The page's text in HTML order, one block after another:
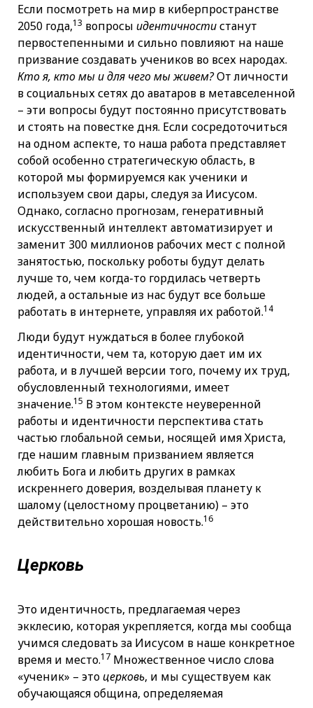
Если посмотреть на мир в киберпространстве
2050 года,13 вопросы идентичностистанут
первостепенными и сильно повлияют на наше
призвание создавать учеников во всех народах.
Кто я, кто мы и для чего мы живем?От личности
в социальных сетях до аватаров в метавселенной
– эти вопросы будут постоянно присутствовать
и стоять на повестке дня. Если сосредоточиться
на одном аспекте, то наша работа представляет
собой особенно стратегическую область, в
которой мы формируемся как ученики и
используем свои дары, следуя за Иисусом.
Однако, согласно прогнозам, генеративный
искусственный интеллект автоматизирует и
заменит 300 миллионов рабочих мест с полной
занятостью, поскольку роботы будут делать
лучше то, чем когда-то гордилась четверть
людей, а остальные из нас будут все больше
работать в интернете, управляя их работой.14
Люди будут нуждаться в более глубокой
идентичности, чем та, которую дает им их
работа, и в лучшей версии того, почему их труд,
обусловленный технологиями, имеет
значение.15 В этом контексте неуверенной
работы и идентичности перспектива стать
частью глобальной семьи, носящей имя Христа,
где нашим главным призванием является
любить Бога и любить других в рамках
искреннего доверия, возделывая планету к
шалому (целостному процветанию) – это
действительно хорошая новость.16
Церковь
Это идентичность, предлагаемая через
экклесию, которая укрепляется, когда мы сообща
учимся следовать за Иисусом в наше конкретное
время и место.17 Множественное число слова
«ученик» – этоцерковь, и мы существуем как
обучающаяся община, определяемая